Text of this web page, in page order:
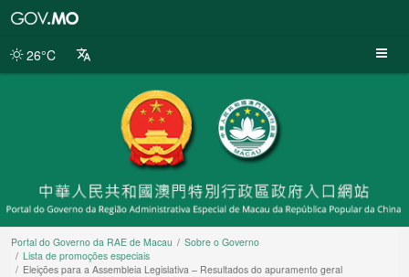
da
26°C
Portal do Governo da RAE de Macau
Sobre o Governo
Lista de promoções especiais
Eleições para a Assembleia Legislativa – Resultados do apuramento geral